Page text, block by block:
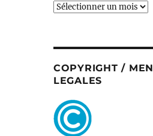
ARCHIVES
COPYRIGHT /
LEGALES